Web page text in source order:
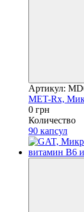
Артикул:
MET-Rx,
0 грн
Количество
90 капсул